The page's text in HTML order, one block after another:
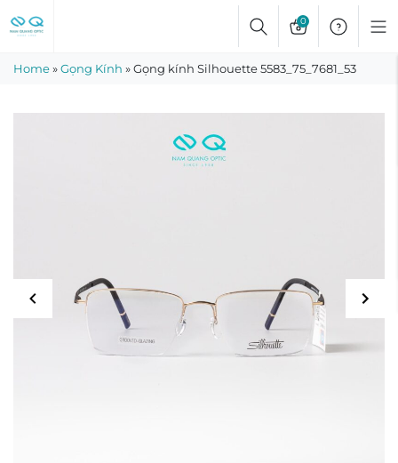
to
0
Home»Gọng Kính »Gọng kính Silhouette 5583_75_7681_53